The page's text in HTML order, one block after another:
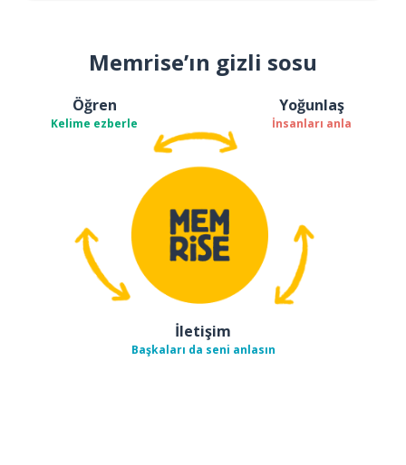
Memrise’ın gizli sosu
Öğren
Kelime ezberle
Yoğunlaş
İnsanları anla
İletişim
Başkaları da seni anlasın